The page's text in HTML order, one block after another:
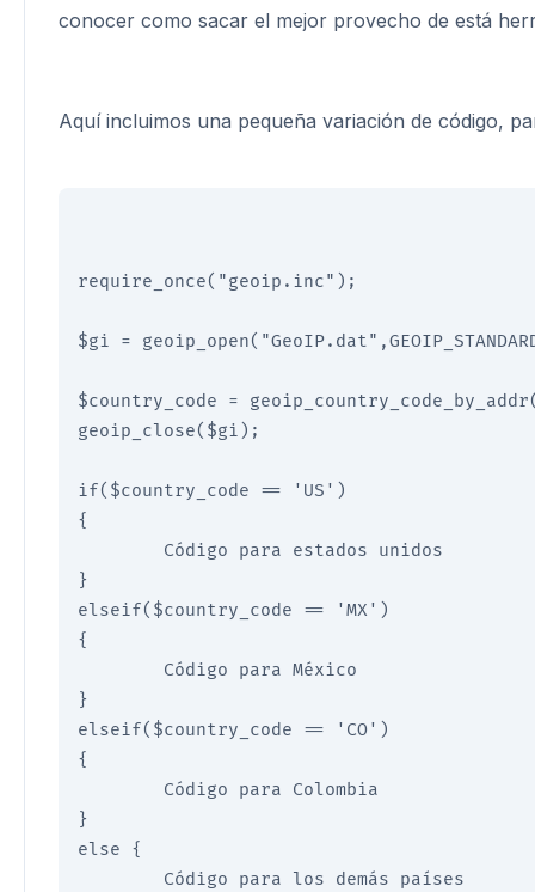
conocer como sacar el mejor provecho de está
Aquí incluimos una pequeña variación de código,
require_once("geoip.inc");
$gi =
$country_code =
geoip_close($gi);
if($country_code == 'US')
{
        Código para estados unidos
}
elseif($country_code == 'MX')
{
        Código para México
}
elseif($country_code == 'CO')
{
        Código para Colombia
}
else {
        Código para los demás países